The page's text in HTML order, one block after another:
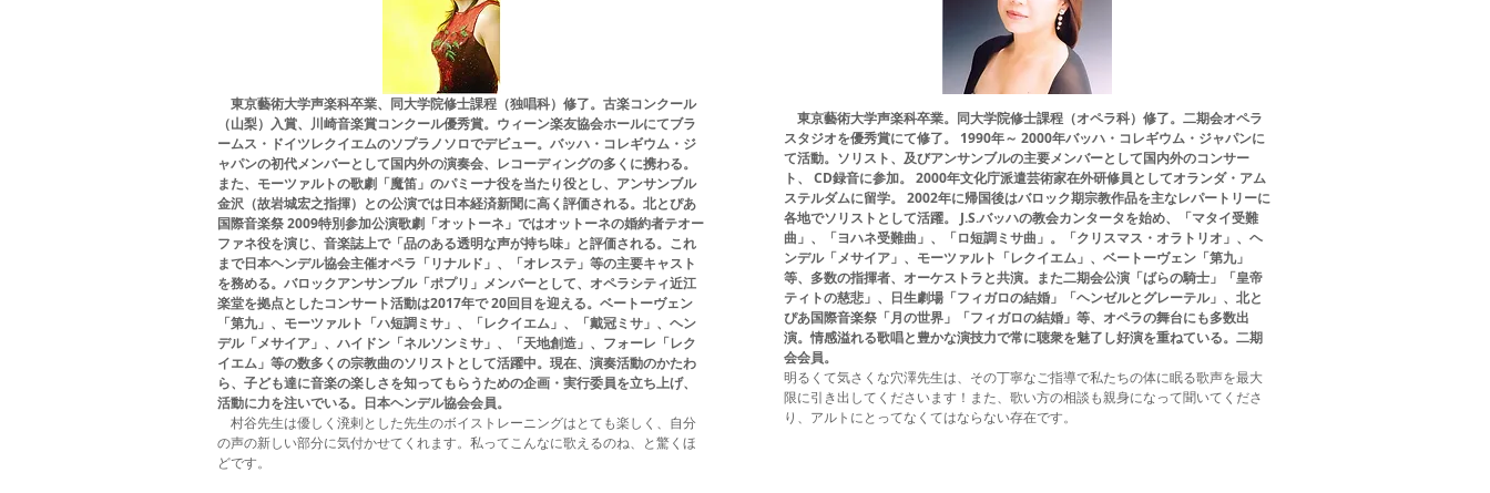
東京藝術大学声楽科卒業、同大学院修士課程（独唱科）修了。古楽コンクール
（山梨）入賞、川崎音楽賞コンクール優秀賞。ウィーン楽友協会ホールにてブラ
ームス・ドイツレクイエムのソプラノソロでデビュー。バッハ・コレギウム・ジ
ャパンの初代メンバーとして国内外の演奏会、レコーディングの多くに携わる。
また、モーツァルトの歌劇「魔笛」のパミーナ役を当たり役とし、アンサンブル
金沢（故岩城宏之指揮）との公演では日本経済新聞に高く評価される。北とぴあ
国際音楽祭 2009特別参加公演歌劇「オットーネ」ではオットーネの婚約者テオー
ファネ役を演じ、音楽誌上で「品のある透明な声が持ち味」と評価される。これ
まで日本ヘンデル協会主催オペラ「リナルド」、「オレステ」等の主要キャスト
を務める。バロックアンサンブル「ポプリ」メンバーとして、オペラシティ近江
楽堂を拠点としたコンサート活動は2017年で 20回目を迎える。ベートーヴェン
「第九」、モーツァルト「ハ短調ミサ」、「レクイエム」、「戴冠ミサ」、ヘン
デル「メサイア」、ハイドン「ネルソンミサ」、「天地創造」、フォーレ「レク
イエム」等の数多くの宗教曲のソリストとして活躍中。現在、演奏活動のかたわ
ら、子ども達に音楽の楽しさを知ってもらうための企画・実行委員を立ち上げ、
活動に力を注いでいる。日本ヘンデル協会会員。
村谷先生は優しく溌剌とした先生のボイストレーニングはとても楽しく、自分
の声の新しい部分に気付かせてくれます。私ってこんなに歌えるのね、と驚くほ
どです。
東京藝術大学声楽科卒業。同大学院修士課程（オペラ科）修了。二期会オペラ
スタジオを優秀賞にて修了。 1990年～ 2000年バッハ・コレギウム・ジャパンに
て活動。ソリスト、及びアンサンブルの主要メンバーとして国内外のコンサー
ト、 CD録音に参加。 2000年文化庁派遣芸術家在外研修員としてオランダ・アム
ステルダムに留学。 2002年に帰国後はバロック期宗教作品を主なレパートリーに
各地でソリストとして活躍。 J.S.バッハの教会カンタータを始め、「マタイ受難
曲」、「ヨハネ受難曲」、「ロ短調ミサ曲」。「クリスマス・オラトリオ」、ヘ
ンデル「メサイア」、モーツァルト「レクイエム」、ベートーヴェン「第九」
等、多数の指揮者、オーケストラと共演。また二期会公演「ばらの騎士」「皇帝
ティトの慈悲」、日生劇場「フィガロの結婚」「ヘンゼルとグレーテル」、北と
ぴあ国際音楽祭「月の世界」「フィガロの結婚」等、オペラの舞台にも多数出
演。情感溢れる歌唱と豊かな演技力で常に聴衆を魅了し好演を重ねている。二期
会会員。
明るくて気さくな穴澤先生は、その丁寧なご指導で私たちの体に眠る歌声を最大
限に引き出してくださいます！また、歌い方の相談も親身になって聞いてくださ
り、アルトにとってなくてはならない存在です。